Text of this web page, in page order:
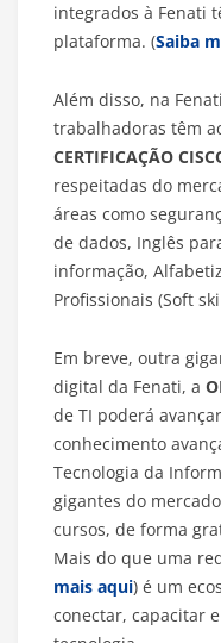
integrados à Fenati
plataforma. (Saiba
Além disso, na
trabalhadoras têm
CERTIFICAÇÃO
respeitadas do
áreas como
de dados, Inglês
informação,
Profissionais (Soft
Em breve, outra
digital da Fenati, a
de TI poderá
conhecimento
Tecnologia da
gigantes do
cursos, de forma
Mais do que uma
mais aqui) é um
conectar, capacitar